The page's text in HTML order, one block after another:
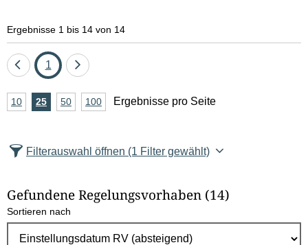
Ergebnisse 1 bis 14 von 14
Eine
zurück
Seite
1
Eine
vor
A
z
l
E
10Ergebnisse
25Ergebnisse
50Ergebnisse
100Ergebnisse
Ergebnisse pro Seite
Filterauswahl öffnen (1 Filter gewählt)
Gefundene Regelungsvorhaben (14)
Sortieren nach